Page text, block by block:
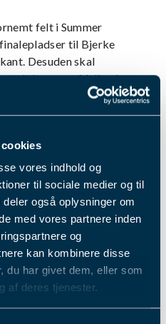
vores indhold og
til sociale medier og til
også oplysninger om
med vores partnere inden
og
kan kombinere disse
du har givet dem, eller som
af deres tjenester.
felt i Summer
til Bjerke
Desuden skal
og en afdeling i
Jockeyserie.
og ikke mindst i
Ice og sætter sig
fine chancer. Så
denne gang "kamp
såkaldte landingsside,
af relevant
for almen info, om
kigge i
du trykkeher.